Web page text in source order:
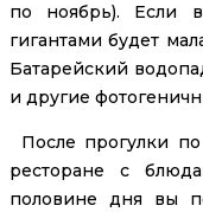
по ноябрь). Если
гигантами будет
Батарейский
и другие
После прогулки
ресторане с
половине дня вы